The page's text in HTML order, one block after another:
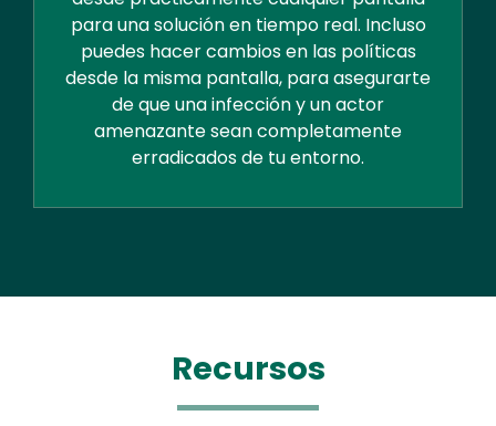
para una solución en tiempo real. Incluso
puedes hacer cambios en las políticas
desde la misma pantalla, para asegurarte
de que una infección y un actor
amenazante sean completamente
erradicados de tu entorno.
Recursos